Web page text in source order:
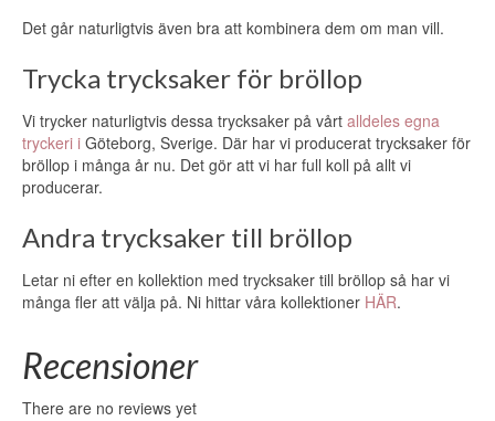
Det går naturligtvis även bra att kombinera dem om man vill.
Trycka trycksaker för bröllop
Vi trycker naturligtvis dessa trycksaker på vårt alldeles egna
tryckeri i Göteborg, Sverige. Där har vi producerat trycksaker för
bröllop i många år nu. Det gör att vi har full koll på allt vi
producerar.
Andra trycksaker till bröllop
Letar ni efter en kollektion med trycksaker till bröllop så har vi
många fler att välja på. Ni hittar våra kollektioner HÄR.
Recensioner
There are no reviews yet